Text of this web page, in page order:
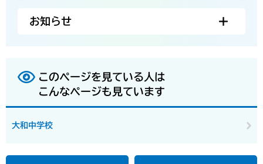
お知らせ
このページを見ている人は
こんなページも見ています
大和中学校